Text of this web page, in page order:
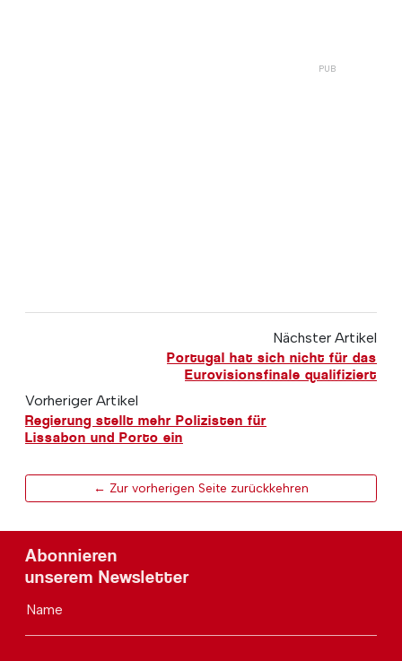
Nächster Artikel
Portugal hat sich nicht für das
Eurovisionsfinale qualifiziert
Vorheriger Artikel
Regierung stellt mehr Polizisten für
Lissabon und Porto ein
← Zur vorherigen Seite zurückkehren
Abonnieren
unserem Newsletter
Name